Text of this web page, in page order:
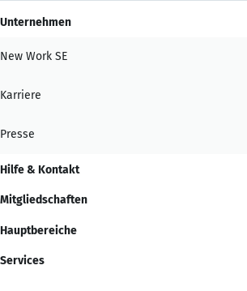
Unternehmen
New Work SE
Karriere
Presse
Hilfe & Kontakt
Mitgliedschaften
Hauptbereiche
Services